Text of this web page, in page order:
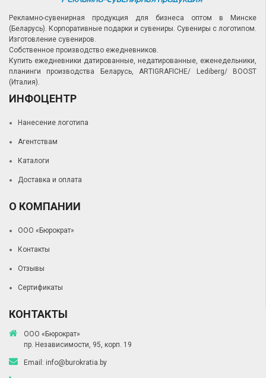
Рекламно-сувенирная продукция для бизнеса оптом в Минске
(Беларусь). Корпоративные подарки и сувениры. Сувениры с логотипом.
Изготовление сувениров.
Собственное производство ежедневников.
Купить ежедневники датированные, недатированные, еженедельники,
планинги производства Беларусь, ARTIGRAFICHE/ Lediberg/ BOOST
(Италия).
ИНФОЦЕНТР
Нанесение логотипа
Агентствам
Каталоги
Доставка и оплата
О КОМПАНИИ
ООО «Бюрократ»
Контакты
Отзывы
Сертификаты
КОНТАКТЫ
ООО «Бюрократ»
пр. Независимости, 95, корп. 19
Email: info@burokratia.by